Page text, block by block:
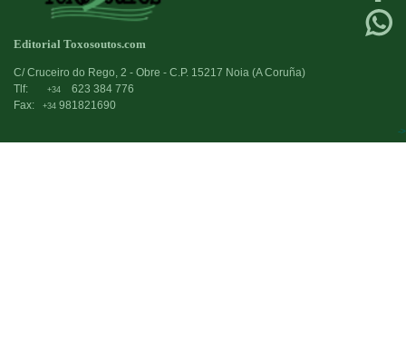
Editorial Toxosoutos.com
C/ Cruceiro do Rego, 2 - Obre - C.P. 15217 Noia (A Coruña)
Tlf:
+34
623 384 776
Fax:
+34 981821690
->